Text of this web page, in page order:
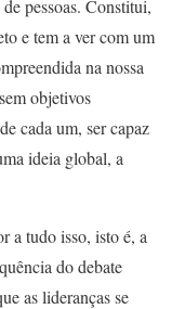
pessoas. Constitui,
e tem a ver com um
na nossa
objetivos
cada um, ser capaz
ideia global, a
a tudo isso, isto é, a
do debate
as lideranças se